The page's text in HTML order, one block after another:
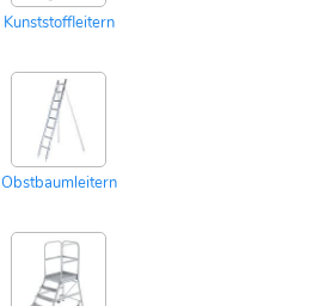
Kunststoffleitern
Obstbaumleitern